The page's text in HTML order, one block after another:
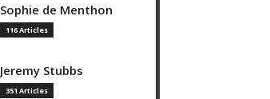
Sophie de Menthon
116 Articles
Jeremy Stubbs
351 Articles